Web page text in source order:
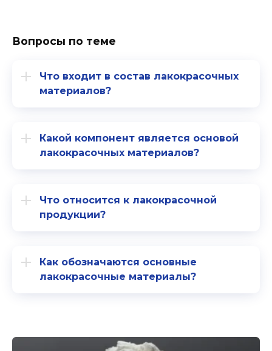
Вопросы по теме
Что входит в состав лакокрасочных
материалов?
Какой компонент является основой
лакокрасочных материалов?
Что относится к лакокрасочной
продукции?
Как обозначаются основные
лакокрасочные материалы?